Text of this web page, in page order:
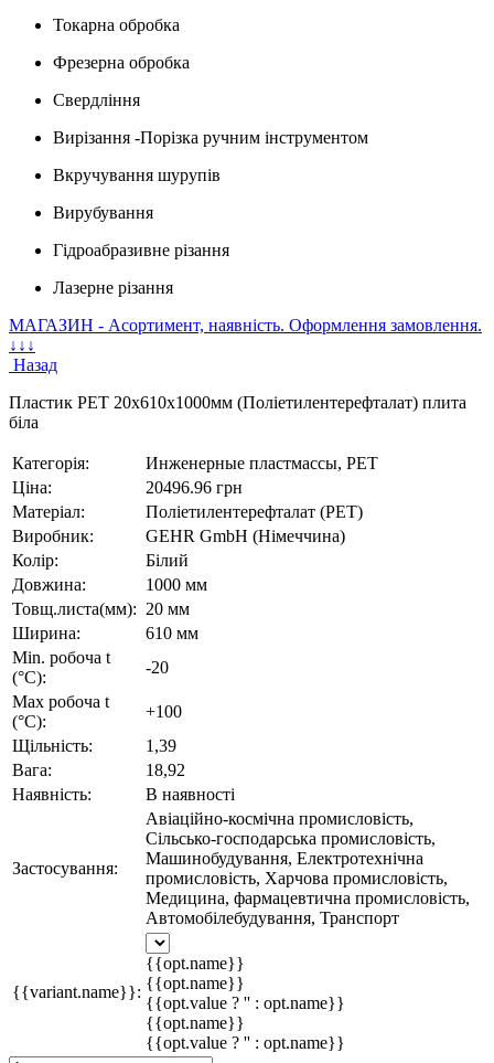
Токарна обробка
Фрезерна обробка
Свердління
Вирізання -Порізка ручним інструментом
Вкручування шурупів
Вирубування
Гідроабразивне різання
Лазерне різання
МАГАЗИН - Асортимент, наявність. Оформлення замовлення.
↓↓↓
Назад
Пластик PET 20x610x1000мм (Поліетилентерефталат) плита
біла
Категорія:
Инженерные пластмассы, PET
Ціна:
20496.96 грн
Матеріал:
Поліетилентерефталат (PET)
Виробник:
GEHR GmbH (Німеччина)
Колір:
Білий
Довжина:
1000 мм
Товщ.листа(мм): 20 мм
Ширина:
610 мм
Min. робоча t
(°C):
-20
Max робоча t
(°C):
+100
Щільність:
1,39
Вага:
18,92
Наявність:
В наявності
Застосування:
Авіаційно-космічна промисловість,
Сільсько-господарська промисловість,
Машинобудування, Електротехнічна
промисловість, Харчова промисловість,
Медицина, фармацевтична промисловість,
Автомобілебудування, Транспорт
{{variant.name}}:
{{opt.name}}
{{opt.name}}
{{opt.value ? '' : opt.name}}
{{opt.name}}
{{opt.value ? '' : opt.name}}